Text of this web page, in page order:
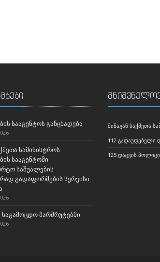
სააგენტოს განცხადება
სამინისტროს
სააგენტოში
საშუალების
გადაფორმების სერვისი
მარშრუტებში
ᲨᲘᲜᲐᲒᲐᲜ ᲡᲐᲥᲛᲔᲗᲐ
112 ᲒᲐᲓᲐᲣᲓᲔᲑᲔᲚᲘ
125 ᲓᲐᲪᲕᲘᲡ